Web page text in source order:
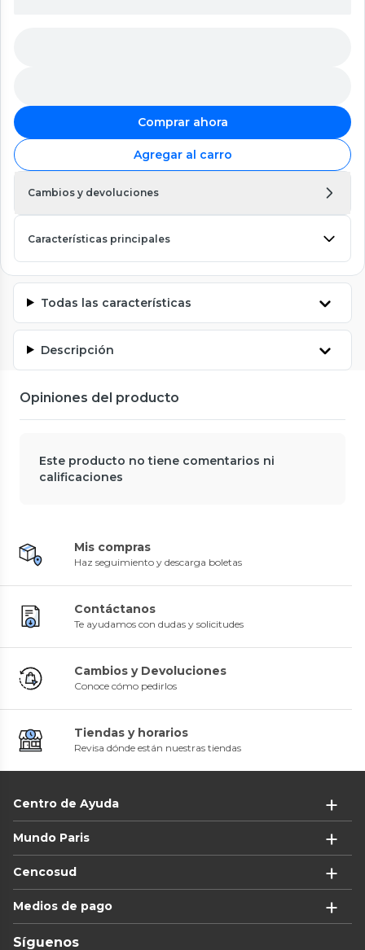
Comprar ahora
Agregar al carro
Cambios y devoluciones
Características principales
Todas las características
Descripción
Opiniones del producto
Este producto no tiene comentarios ni
calificaciones
Mis compras
Haz seguimiento y descarga boletas
Contáctanos
Te ayudamos con dudas y solicitudes
Cambios y Devoluciones
Conoce cómo pedirlos
Tiendas y horarios
Revisa dónde están nuestras tiendas
Centro de Ayuda
Mundo Paris
Cencosud
Medios de pago
Síguenos